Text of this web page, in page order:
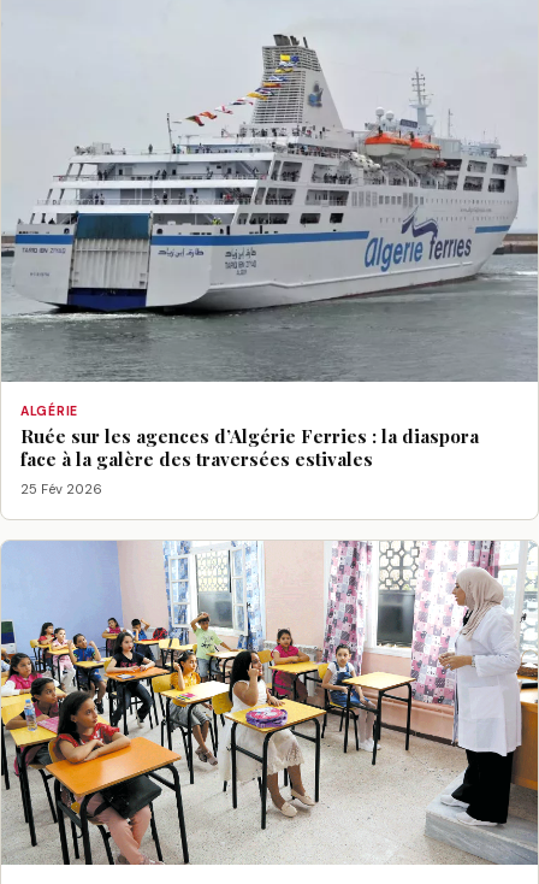
ALGÉRIE
Ruée sur les agences d’Algérie Ferries : la diaspora
face à la galère des traversées estivales
25 Fév 2026